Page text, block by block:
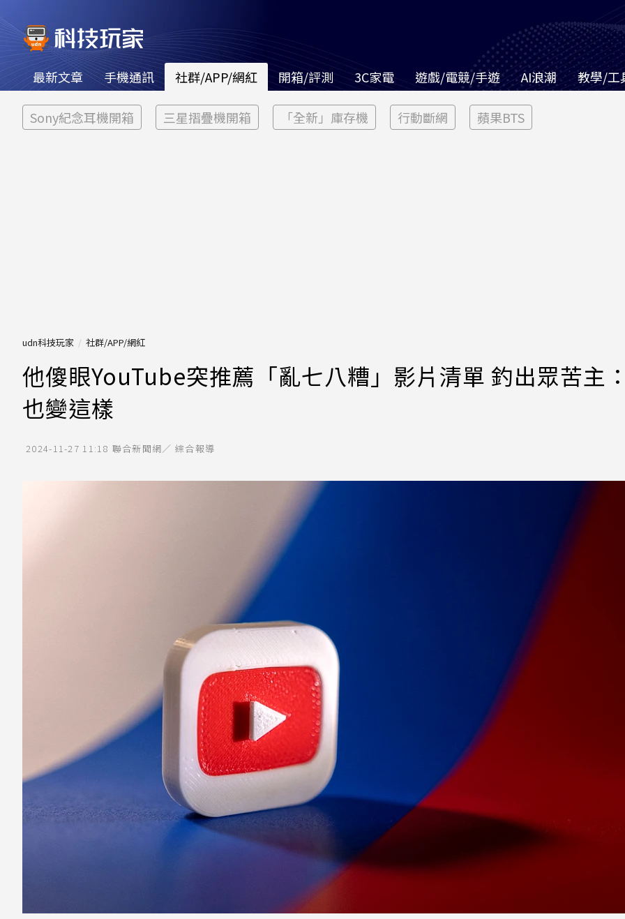
最新文章 手機通訊 社群/APP/網紅 開箱/評測 3C家電 遊戲/電競/手遊 AI浪潮 教學/工
Sony紀念耳機開箱 三星摺疊機開箱 「全新」庫存機 行動斷網 蘋果BTS
udn科技玩家 社群/APP/網紅
他傻眼YouTube突推薦「亂七八糟」影片清單 釣出眾苦主
也變這樣
2024-11-27 11:18 聯合新聞網／ 綜合報導